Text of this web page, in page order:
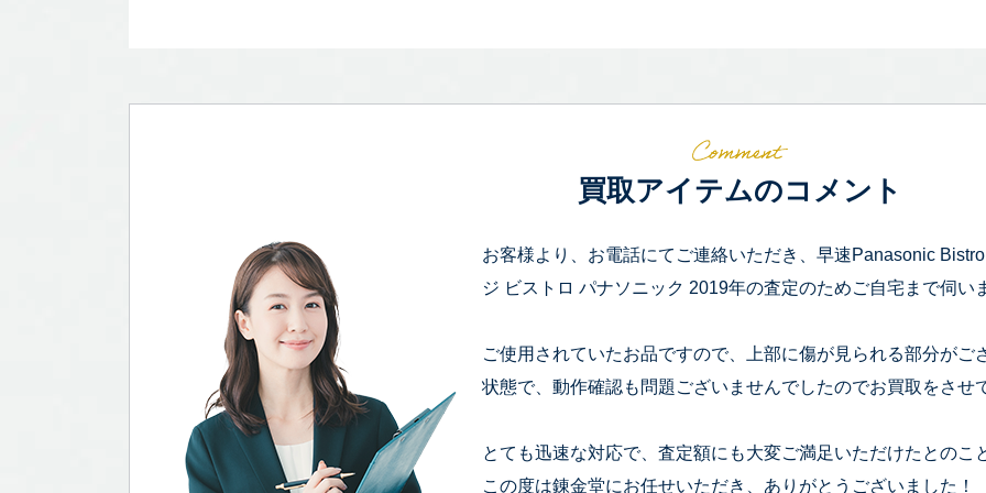
買取アイテムのコメント
お客様より、お電話にてご連絡いただき、早速Panasonic
ジ ビストロ パナソニック 2019年の査定のためご自宅まで伺い
ご使用されていたお品ですので、上部に傷が見られる部分が
状態で、動作確認も問題ございませんでしたのでお買取をさせ
とても迅速な対応で、査定額にも大変ご満足いただけたとのこ
この度は錬金堂にお任せいただき、ありがとうございました！